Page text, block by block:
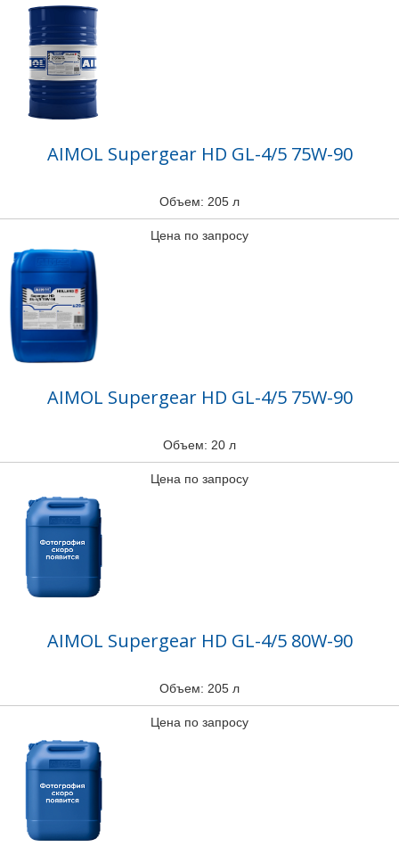
AIMOL Supergear HD GL-4/5 75W-90
Объем: 205 л
Цена по запросу
AIMOL Supergear HD GL-4/5 75W-90
Объем: 20 л
Цена по запросу
AIMOL Supergear HD GL-4/5 80W-90
Объем: 205 л
Цена по запросу